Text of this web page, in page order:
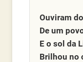
Ouviram
De um
E o sol da
Brilhou no